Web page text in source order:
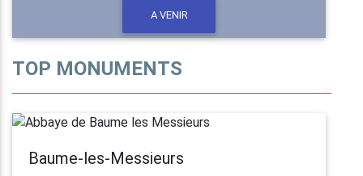
A VENIR
TOP MONUMENTS
Baume-les-Messieurs